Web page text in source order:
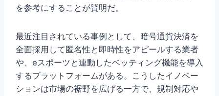
を参考にすることが賢明だ。
最近注目されている事例として、暗号通貨決済を
全面採用して匿名性と即時性をアピールする業者
や、eスポーツと連動したベッティング機能を導入
するプラットフォームがある。こうしたイノベー
ションは市場の裾野を広げる一方で、規制対応や